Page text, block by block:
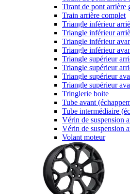
Tirant de pont arrière
Train arrière complet
Triangle inférieur
Triangle inférieur
Triangle inférieur
Triangle inférieur
Triangle supérieur
Triangle supérieur
Triangle supérieur
Triangle supérieur
Tringlerie boite
Tube avant
Tube intermédiaire
Vérin de suspension
Vérin de suspension
Volant moteur